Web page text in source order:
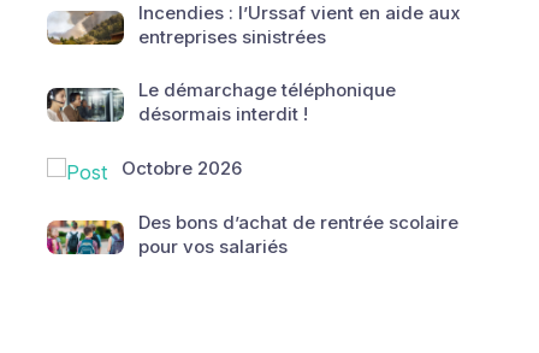
Incendies : l’Urssaf vient en aide aux
entreprises sinistrées
Le démarchage téléphonique
désormais interdit !
Octobre 2026
Des bons d’achat de rentrée scolaire
pour vos salariés